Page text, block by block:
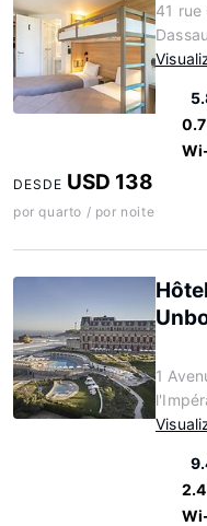
41 rue
DESDE USD 138
por quarto / por noite
1